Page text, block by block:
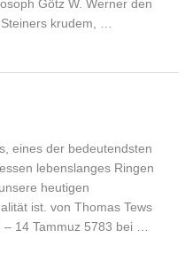
Götz W. Werner den
krudem, …
eines der bedeutendsten
lebenslanges Ringen
heutigen
ist. von Thomas Tews
– 14 Tammuz 5783 bei …